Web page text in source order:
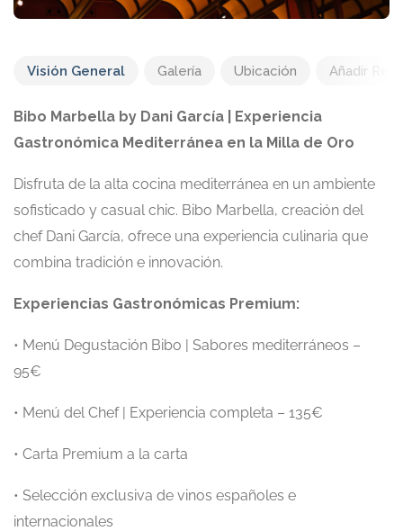
Visión General Galería Ubicación Añadir
Bibo Marbella by Dani García | Experiencia
Gastronómica Mediterránea en la Milla de Oro
Disfruta de la alta cocina mediterránea en un ambiente
sofisticado y casual chic. Bibo Marbella, creación del
chef Dani García, ofrece una experiencia culinaria que
combina tradición e innovación.
Experiencias Gastronómicas Premium:
• Menú Degustación Bibo | Sabores mediterráneos –
95€
• Menú del Chef | Experiencia completa – 135€
• Carta Premium a la carta
• Selección exclusiva de vinos españoles e
internacionales